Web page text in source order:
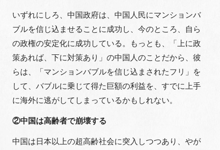
いずれにしろ、中国政府は、中国人民にマンションバ
ブルを信じ込ませることに成功し、今のところ、自ら
の政権の安定化に成功している。もっとも、「上に政
策あれば、下に対策あり」の中国人のことだから、彼
らは、「マンションバブルを信じ込まされたフリ」を
して、バブルに乗じて得た巨額の利益を、すでに上手
に海外に逃がしてしまっているかもしれない。
②中国は高齢者で崩壊する
中国は日本以上の超高齢社会に突入しつつあり、やが